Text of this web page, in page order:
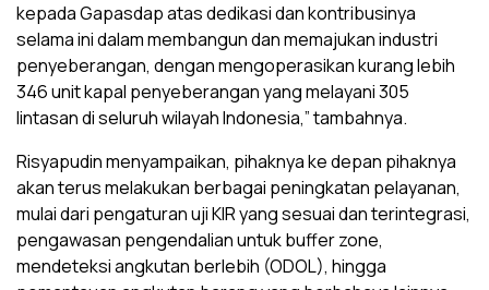
kepada Gapasdap atas dedikasi dan kontribusinya
selama ini dalam membangun dan memajukan industri
penyeberangan, dengan mengoperasikan kurang lebih
346 unit kapal penyeberangan yang melayani 305
lintasan di seluruh wilayah Indonesia,” tambahnya.
Risyapudin menyampaikan, pihaknya ke depan pihaknya
akan terus melakukan berbagai peningkatan pelayanan,
mulai dari pengaturan uji KIR yang sesuai dan terintegrasi,
pengawasan pengendalian untuk buffer zone,
mendeteksi angkutan berlebih (ODOL), hingga